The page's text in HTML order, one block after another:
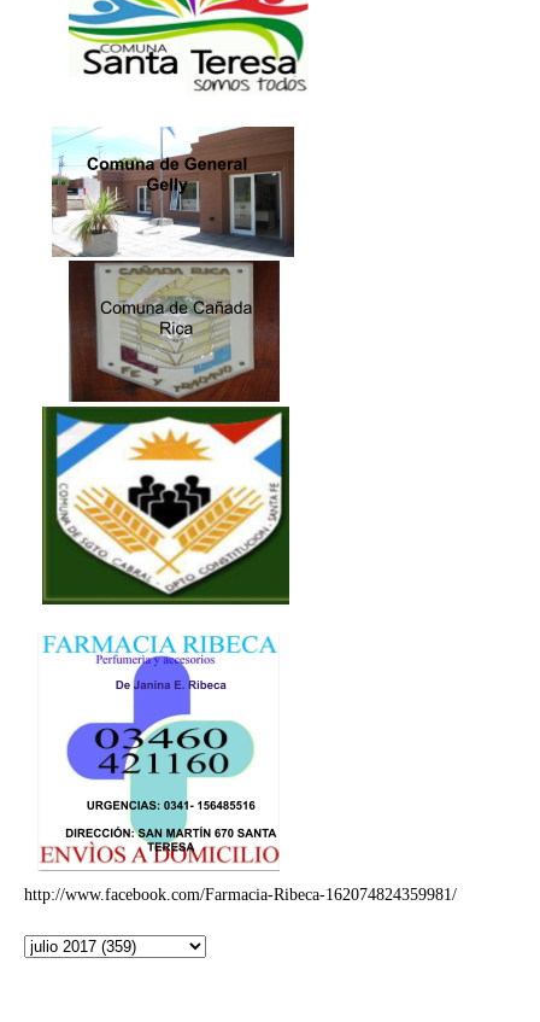
http://www.facebook.com/Farmacia-Ribeca-162074824359981/